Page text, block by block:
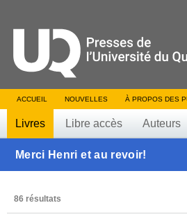
ACCUEIL NOUVELLES À PROPOS DES
Livres Libre accès Auteurs
Merci Henri et au revoir!
86 résultats